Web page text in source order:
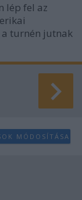
lép fel az
a turnén jutnak
MÓDOSÍTÁSA